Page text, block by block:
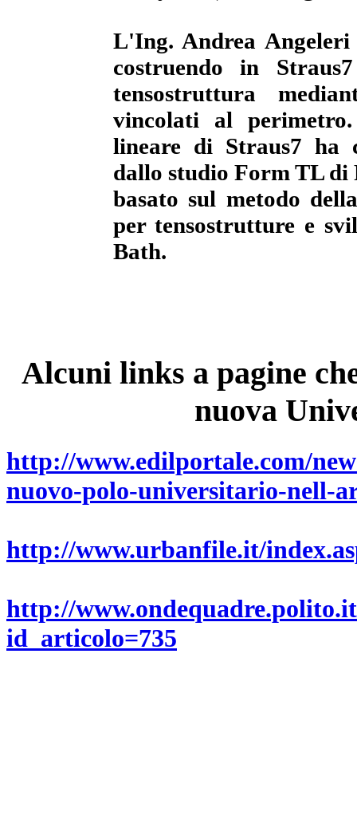
L'Ing. Andrea
costruendo in
tensostruttura
vincolati al
lineare di Straus7 ha
dallo studio Form TL di
basato sul metodo
per tensostrutture e
Bath.
Alcuni links a pagine
nuova
http://www.edilportale.com/
nuovo-polo-universitario-nell-
http://www.urbanfile.it/
http://
id_articolo=735